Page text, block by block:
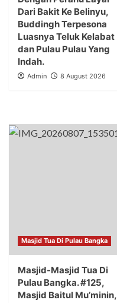
Dari Bakit Ke Belinyu,
Buddingh Terpesona
Luasnya Teluk Kelabat
dan Pulau Pulau Yang
Indah.
Admin 8 August 2026
Masjid Tua Di Pulau Bangka
Masjid-Masjid Tua Di
Pulau Bangka. #125,
Masjid Baitul Mu’minin,